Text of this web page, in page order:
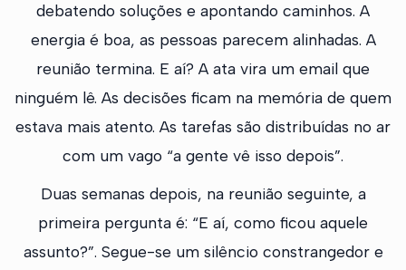
debatendo soluções e apontando caminhos. A
energia é boa, as pessoas parecem alinhadas. A
reunião termina. E aí? A ata vira um email que
ninguém lê. As decisões ficam na memória de quem
estava mais atento. As tarefas são distribuídas no ar
com um vago “a gente vê isso depois”.
Duas semanas depois, na reunião seguinte, a
primeira pergunta é: “E aí, como ficou aquele
assunto?”. Segue-se um silêncio constrangedor e